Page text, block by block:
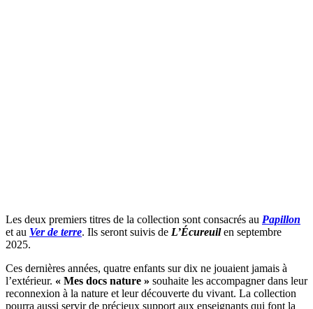
Les deux premiers titres de la collection sont consacrés au Papillon
et au Ver de terre. Ils seront suivis de L’Écureuilen septembre
2025.
Ces dernières années, quatre enfants sur dix ne jouaient jamais à
l’extérieur. « Mes docs nature » souhaite les accompagner dans leur
reconnexion à la nature et leur découverte du vivant. La collection
pourra aussi servir de précieux support aux enseignants qui font la